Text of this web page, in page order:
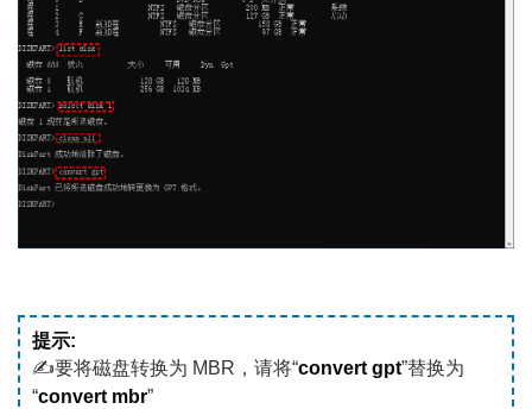
提示:
✍要将磁盘转换为 MBR，请将“convert gpt”替换为
“convert mbr”